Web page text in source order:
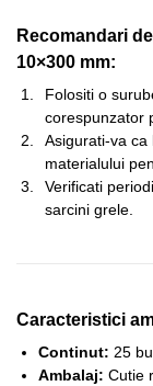
Recomandari
10×300 mm:
Folositi o
corespunzator
Asigurati-va ca
materialului
Verificati
sarcini grele.
Caracteristici
Continut: 25
Ambalaj: Cutie